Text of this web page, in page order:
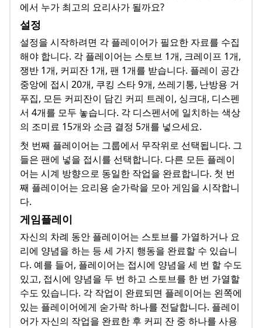
에서 누가 최고의 요리사가 될까요?
설정
설정을 시작하려면 각 플레이어가 필요한 자료를 수집
해야 합니다. 각 플레이어는 스토브 1개, 크레이프 1개,
쟁반 1개, 커피잔 1개, 팬 1개를 받습니다. 플레이 공간
중앙에 접시 20개, 쿠킹 스타 9개, 쓰레기통, 난방용 거
푸집, 모든 커피잔이 담긴 커피 트레이, 싱크대, 디스펜
서 4개를 모두 놓습니다. 각 디스펜서에 일치하는 색상
의 조미료 15개와 소금 결정 5개를 넣으세요.
첫 번째 플레이어는 그룹에서 무작위로 선택됩니다. 그
들은 팬에 넣을 접시를 선택합니다. 다른 모든 플레이
어는 시계 방향으로 동일한 작업을 완료합니다. 첫 번
째 플레이어는 요리용 숟가락을 모아 게임을 시작합니
다.
게임플레이
자신의 차례 동안 플레이어는 스토브를 가열하거나 요
리에 양념을 하는 등 세 가지 행동을 완료할 수 있습니
다. 예를 들어, 플레이어는 접시에 양념을 세 번 할 수도
있고, 접시에 양념을 두 번 하고 스토브를 한 번 가열할
수도 있습니다. 각 작업이 완료되면 플레이어는 왼쪽에
있는 플레이어에게 숟가락 하나를 전달합니다. 플레이
어가 자신의 작업을 완료한 후 커피 잔 중 하나를 사용